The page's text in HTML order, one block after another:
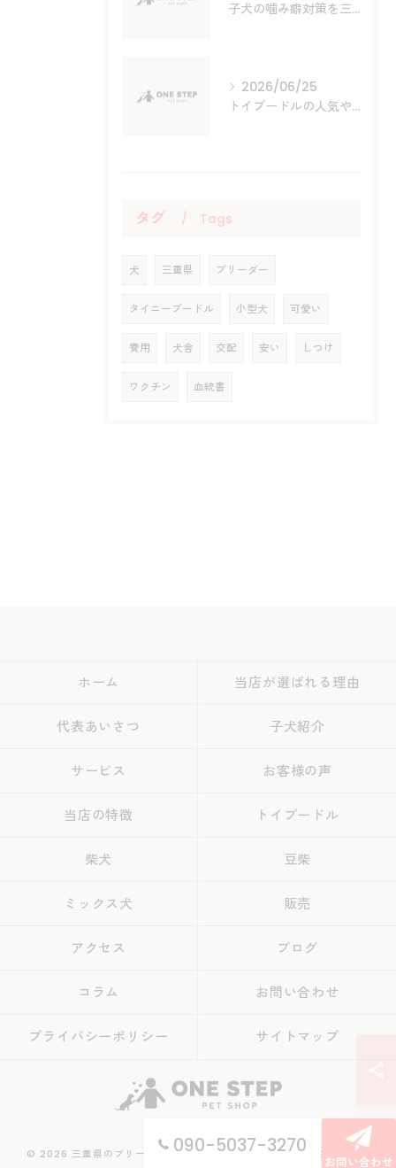
子犬の噛み癖対策を三重県で実践する育て方と家族でできる効果的ルール作り
2026/06/25
トイプードルの人気や三重県尾鷲市で理想の家族を迎えるための重要ポイント
タグ Tags
犬 三重県 ブリーダー
タイニープードル 小型犬 可愛い
費用 犬舎 交配 安い しつけ
ワクチン 血統書
090-5037-3270
お問い合わせ
ホーム 当店が選ばれる理由
代表あいさつ 子犬紹介
サービス お客様の声
当店の特徴 トイプードル
柴犬 豆柴
ミックス犬 販売
アクセス ブログ
コラム お問い合わせ
プライバシーポリシー サイトマップ
© 2026 三重県のブリーダーならONE STEP ALL RIGHTS RESERVED.